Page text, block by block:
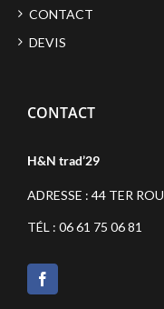
CONTACT
DEVIS
CONTACT
H&N trad’29
ADRESSE : 44 TER
TÉL : 06 61 75 06 81